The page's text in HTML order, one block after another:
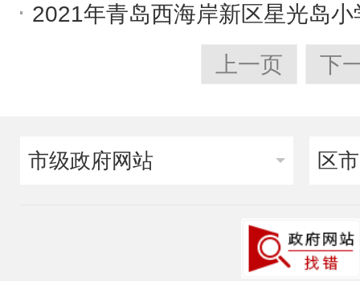
2021年青岛西海岸新区星光岛
上一页 下
市级政府网站 区